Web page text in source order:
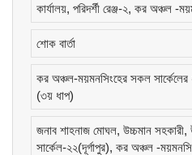
কার্যালয়, পরিদর্শী রেঞ্জ-২, কর অঞ্চল
শোক বার্তা
কর অঞ্চল-ময়মনসিংহের সকল
(৩য় ধাপ)
জনাব শাহনাজ মোঘল, উচ্চমান সহকারী,
সার্কেল-২২(দূর্গাপুর), কর অঞ্চল -